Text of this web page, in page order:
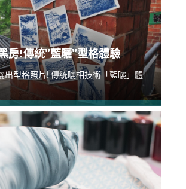
房!傳統”藍曬”型格體驗
出型格照片! 傳統曬相技術「藍曬」體